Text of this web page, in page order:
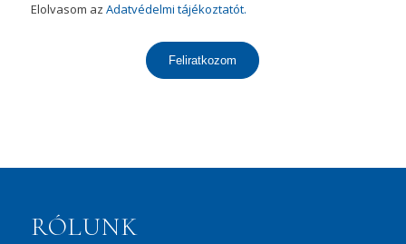
Elolvasom az Adatvédelmi tájékoztatót.
Feliratkozom
RÓLUNK